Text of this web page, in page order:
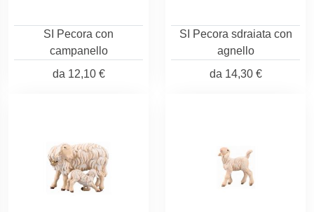
SI Pecora con
campanello
da 12,10 €
SI Pecora sdraiata con
agnello
da 14,30 €